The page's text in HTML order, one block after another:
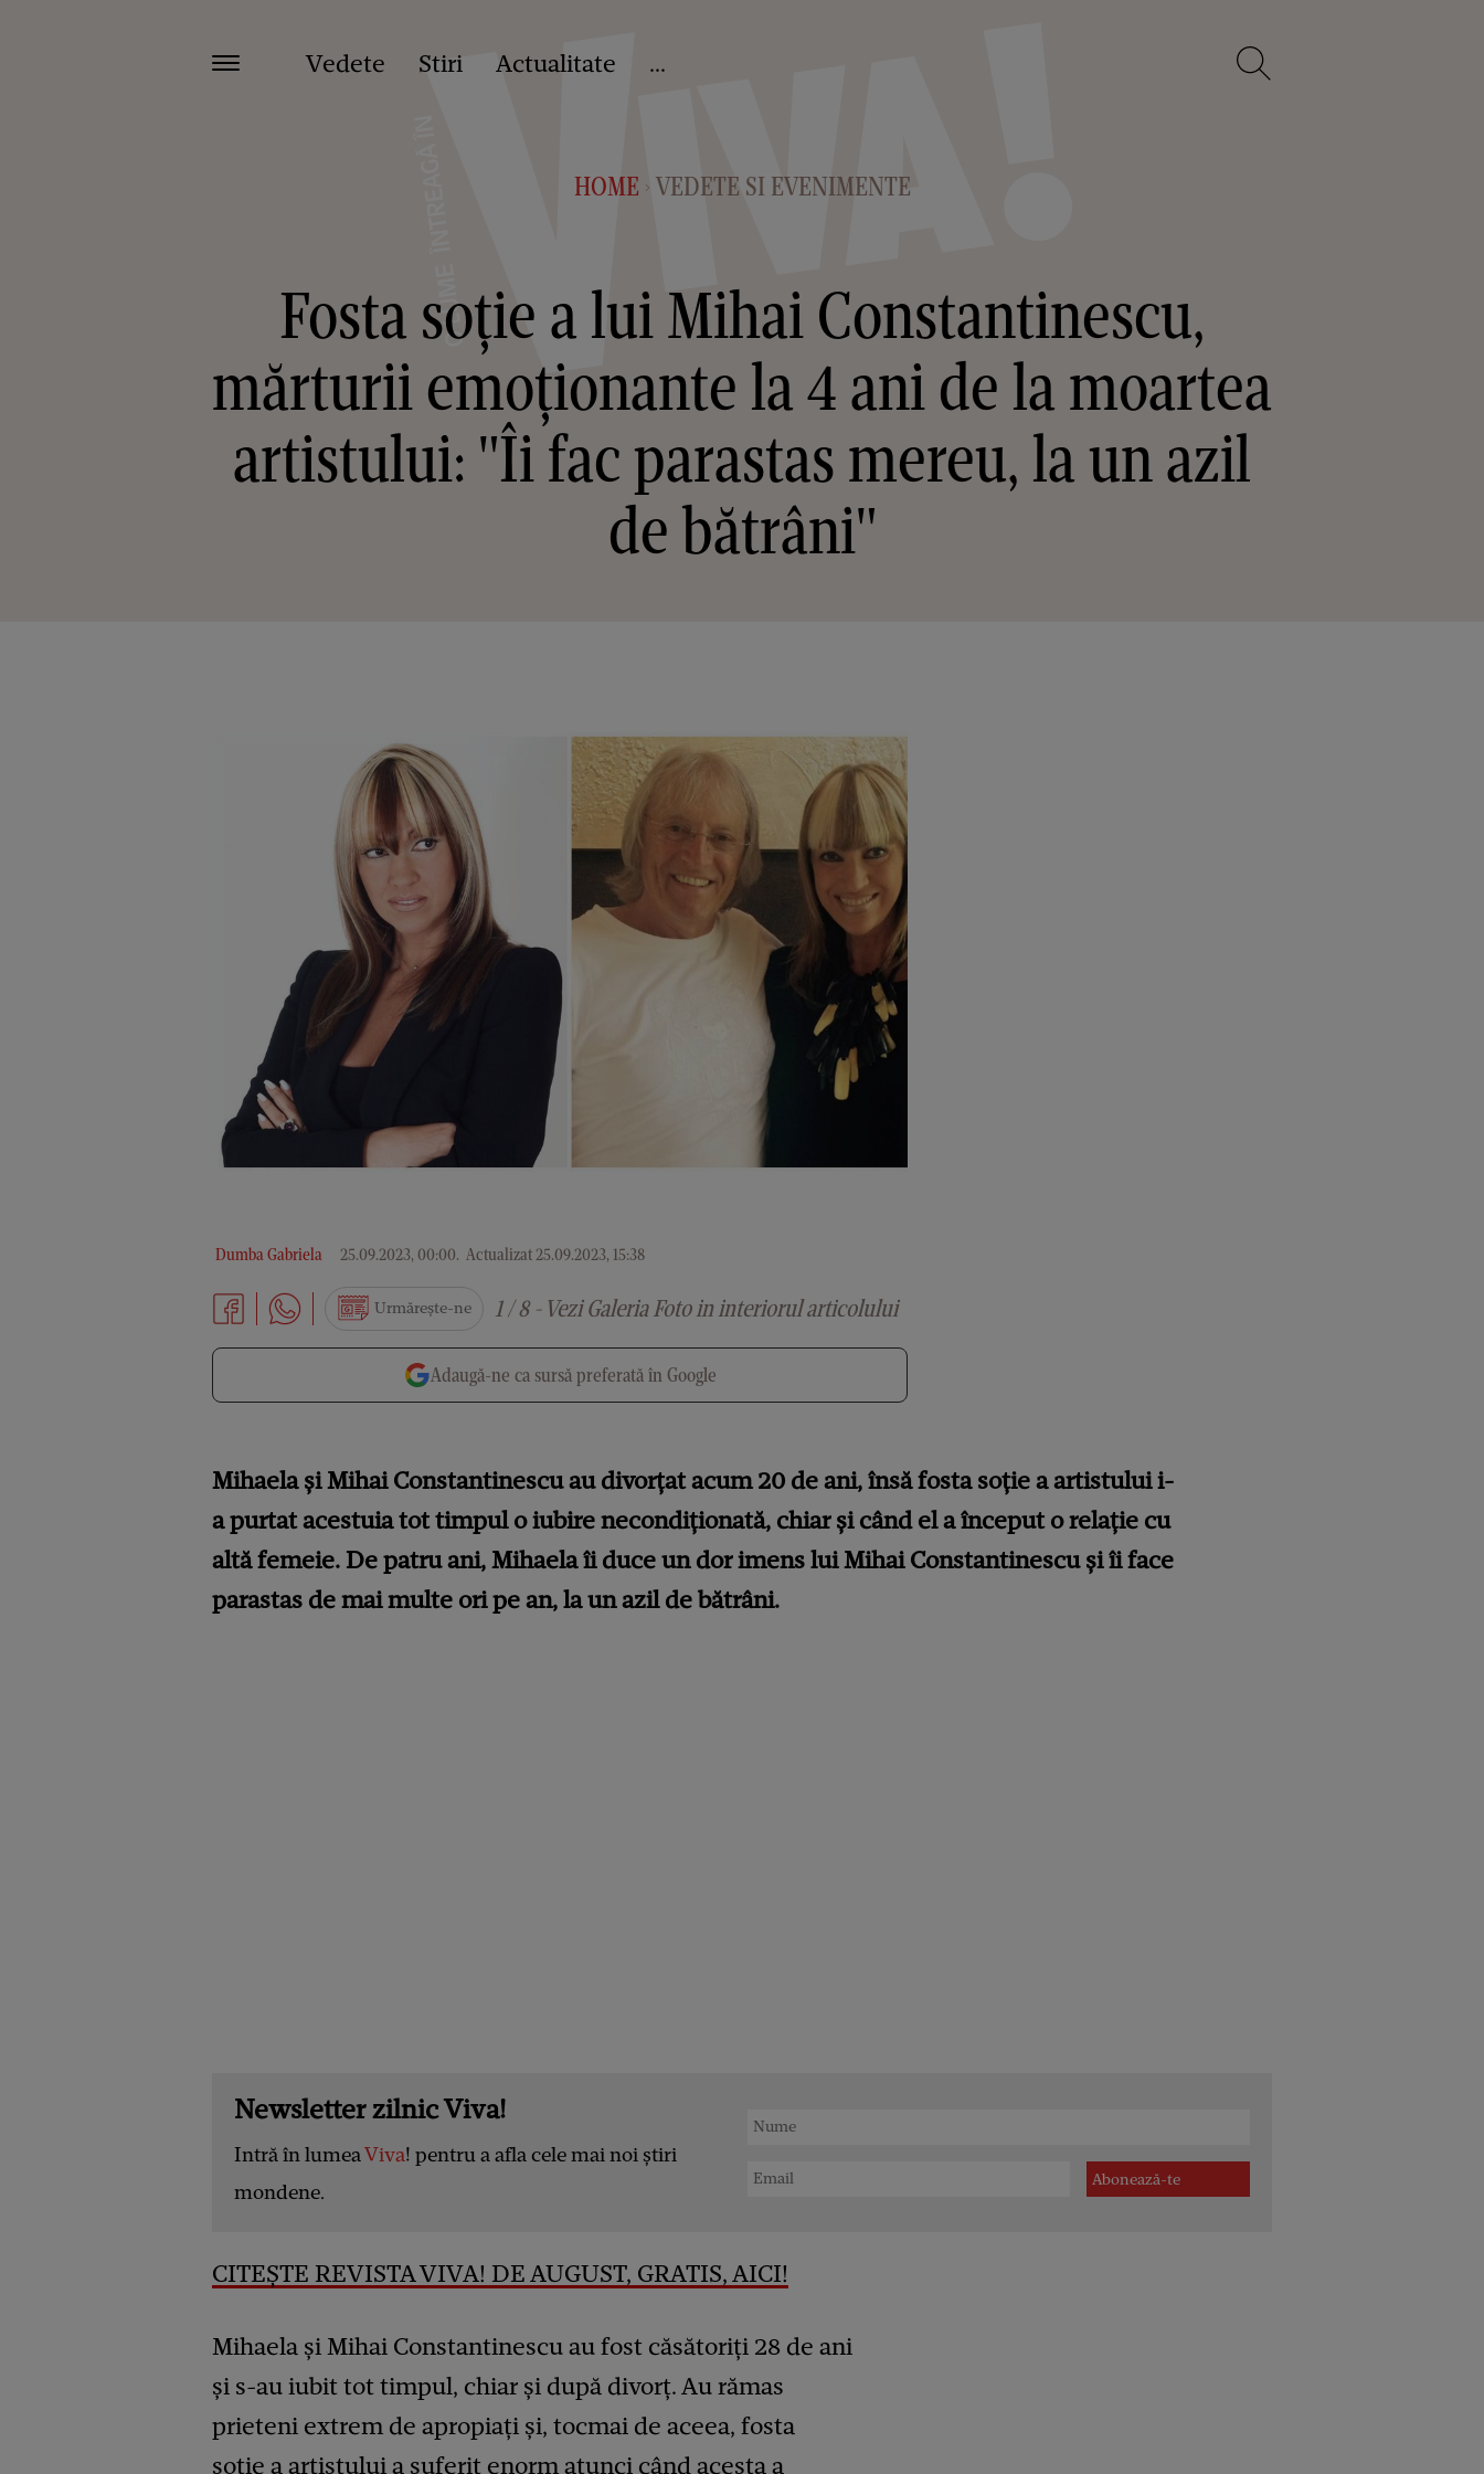
Vedete Stiri Actualitate ...
HOME > VEDETE SI EVENIMENTE
Fosta soție a lui Mihai Constantinescu,
mărturii emoționante la 4 ani de la moartea
artistului: "Îi fac parastas mereu, la un azil
de bătrâni"
Dumba Gabriela 25.09.2023, 00:00. Actualizat 25.09.2023, 15:38
Urmărește-ne 1 / 8 - Vezi Galeria Foto in interiorul articolului
Adaugă-ne ca sursă preferată în Google
Mihaela și Mihai Constantinescu au divorțat acum 20 de ani, însă fosta soție a artistului i-
a purtat acestuia tot timpul o iubire necondiționată, chiar și când el a început o relație cu
altă femeie. De patru ani, Mihaela îi duce un dor imens lui Mihai Constantinescu și îi face
parastas de mai multe ori pe an, la un azil de bătrâni.
Newsletter zilnic Viva!
Intră în lumeaViva! pentru a afla cele mai noi știri
mondene.
CITEȘTE REVISTA VIVA! DE AUGUST, GRATIS, AICI!
Mihaela și Mihai Constantinescu au fost căsătoriți 28 de ani
și s-au iubit tot timpul, chiar și după divorț. Au rămas
prieteni extrem de apropiați și, tocmai de aceea, fosta
soție a artistului a suferit enorm atunci când acesta a